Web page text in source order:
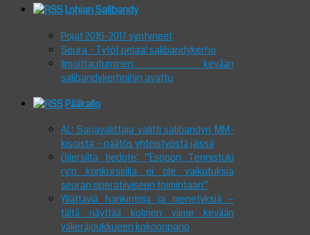
Lohjan Salibandy
Pojat 2016-2017 syntyneet
Seura - Tytöt pelaa! salibandykerho
Ilmoittautuminen kevään
salibandykerhoihin avattu
Pääkallo
AL: Sarjavalittaja valitti salibandyn MM-
kisoista – päätös yhteistyöstä jäissä
Oilersilta tiedote: ”Espoon Tennistuki
ry:n konkurssilla ei ole vaikutuksia
seuran operatiiviseen toimintaan”
Yllättäviä hankintoja ja menetyksiä –
tältä näyttää kolmen viime kevään
välieräjoukkueen kokoonpano